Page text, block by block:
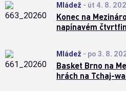
Mládež - út 4. 8.
Konec na
napínavém
Mládež - po 3. 8.
Basket Brno na
hrách na Tchaj-